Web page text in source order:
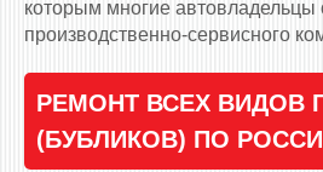
которым многие автовладельцы
производственно-сервисного
РЕМОНТ ВСЕХ ВИДОВ
(БУБЛИКОВ) ПО